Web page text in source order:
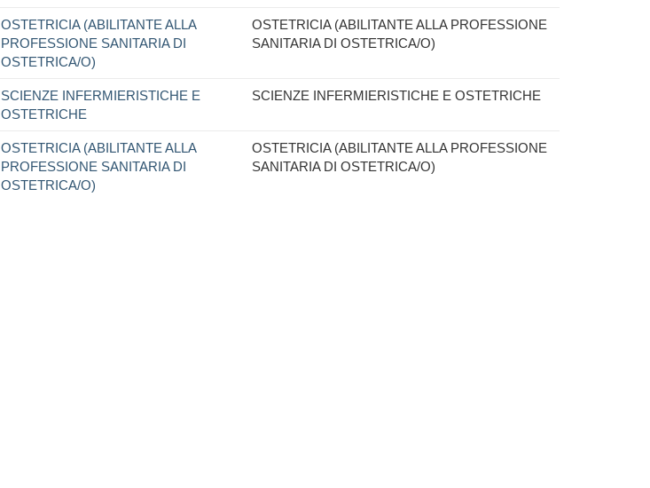
OSTETRICIA (ABILITANTE ALLA
PROFESSIONE SANITARIA DI
OSTETRICA/O)
OSTETRICIA (ABILITANTE ALLA PROFESSIONE
SANITARIA DI OSTETRICA/O)
SCIENZE INFERMIERISTICHE E
OSTETRICHE
SCIENZE INFERMIERISTICHE E OSTETRICHE
OSTETRICIA (ABILITANTE ALLA
PROFESSIONE SANITARIA DI
OSTETRICA/O)
OSTETRICIA (ABILITANTE ALLA PROFESSIONE
SANITARIA DI OSTETRICA/O)